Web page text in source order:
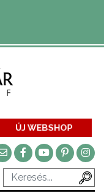
ÚJ WEBSHOP